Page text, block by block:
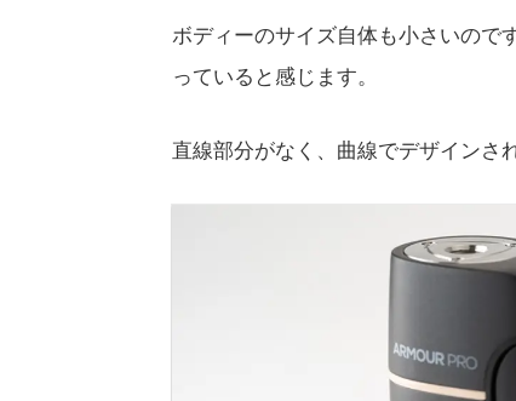
ボディーのサイズ自体も小さいので
っていると感じます。
直線部分がなく、曲線でデザインさ